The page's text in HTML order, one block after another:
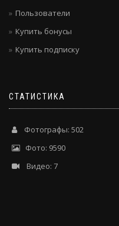
Пользователи
Купить бонусы
Купить подписку
СТАТИСТИКА
Фотографы: 502
Фото: 9590
Видео: 7